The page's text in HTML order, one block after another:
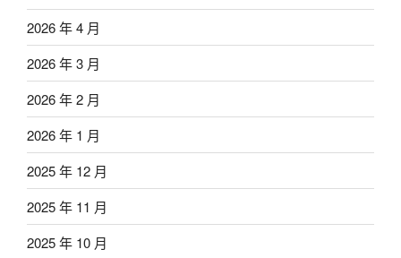
2026 年 4 月
2026 年 3 月
2026 年 2 月
2026 年 1 月
2025 年 12 月
2025 年 11 月
2025 年 10 月